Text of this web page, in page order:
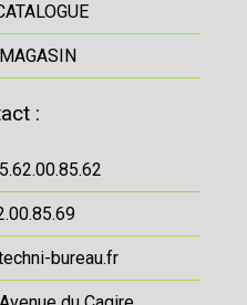
:
bureau.fr